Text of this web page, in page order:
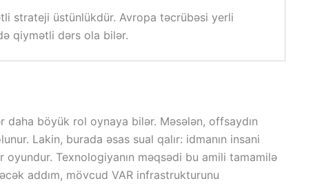
strateji üstünlükdür. Avropa təcrübəsi yerli
qiymətli dərs ola bilər.
daha böyük rol oynaya bilər. Məsələn, offsaydın
Lakin, burada əsas sual qalır: idmanın insani
Texnologiyanın məqsədi bu amili tamamilə
addım, mövcud VAR infrastrukturunu